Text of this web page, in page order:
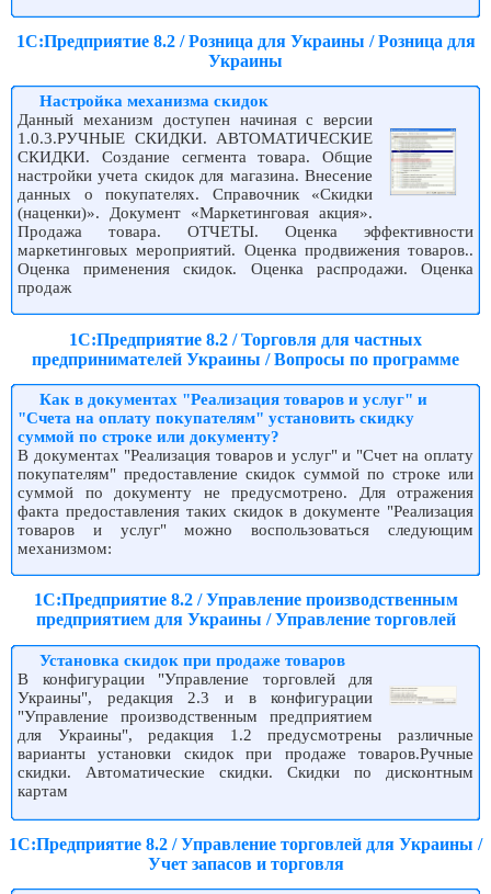
1С:Предприятие 8.2 / Розница для Украины / Розница для
Украины
Настройка механизма скидок
Данный механизм доступен начиная с версии
1.0.3.РУЧНЫЕ СКИДКИ. АВТОМАТИЧЕСКИЕ
СКИДКИ. Создание сегмента товара. Общие
настройки учета скидок для магазина. Внесение
данных о покупателях. Справочник «Скидки
(наценки)». Документ «Маркетинговая акция».
Продажа товара. ОТЧЕТЫ. Оценка эффективности
маркетинговых мероприятий. Оценка продвижения товаров..
Оценка применения скидок. Оценка распродажи. Оценка
продаж
1С:Предприятие 8.2 / Торговля для частных
предпринимателей Украины / Вопросы по программе
Как в документах "Реализация товаров и услуг" и
"Счета на оплату покупателям" установить скидку
суммой по строке или документу?
В документах "Реализация товаров и услуг" и "Счет на оплату
покупателям" предоставление скидок суммой по строке или
суммой по документу не предусмотрено. Для отражения
факта предоставления таких скидок в документе "Реализация
товаров и услуг" можно воспользоваться следующим
механизмом:
1С:Предприятие 8.2 / Управление производственным
предприятием для Украины / Управление торговлей
Установка скидок при продаже товаров
В конфигурации "Управление торговлей для
Украины", редакция 2.3 и в конфигурации
"Управление производственным предприятием
для Украины", редакция 1.2 предусмотрены различные
варианты установки скидок при продаже товаров.Ручные
скидки. Автоматические скидки. Скидки по дисконтным
картам
1С:Предприятие 8.2 / Управление торговлей для Украины /
Учет запасов и торговля